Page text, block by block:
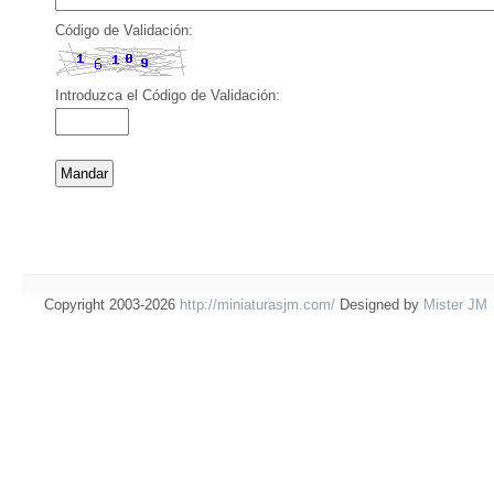
Código de Validación:
Introduzca el Código de Validación:
Copyright 2003-2026 http://miniaturasjm.com/ Designed by Mister JM